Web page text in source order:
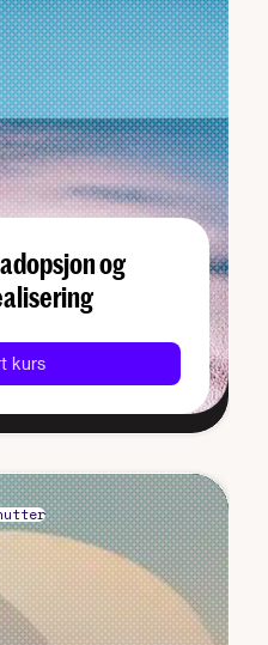
og
kurs